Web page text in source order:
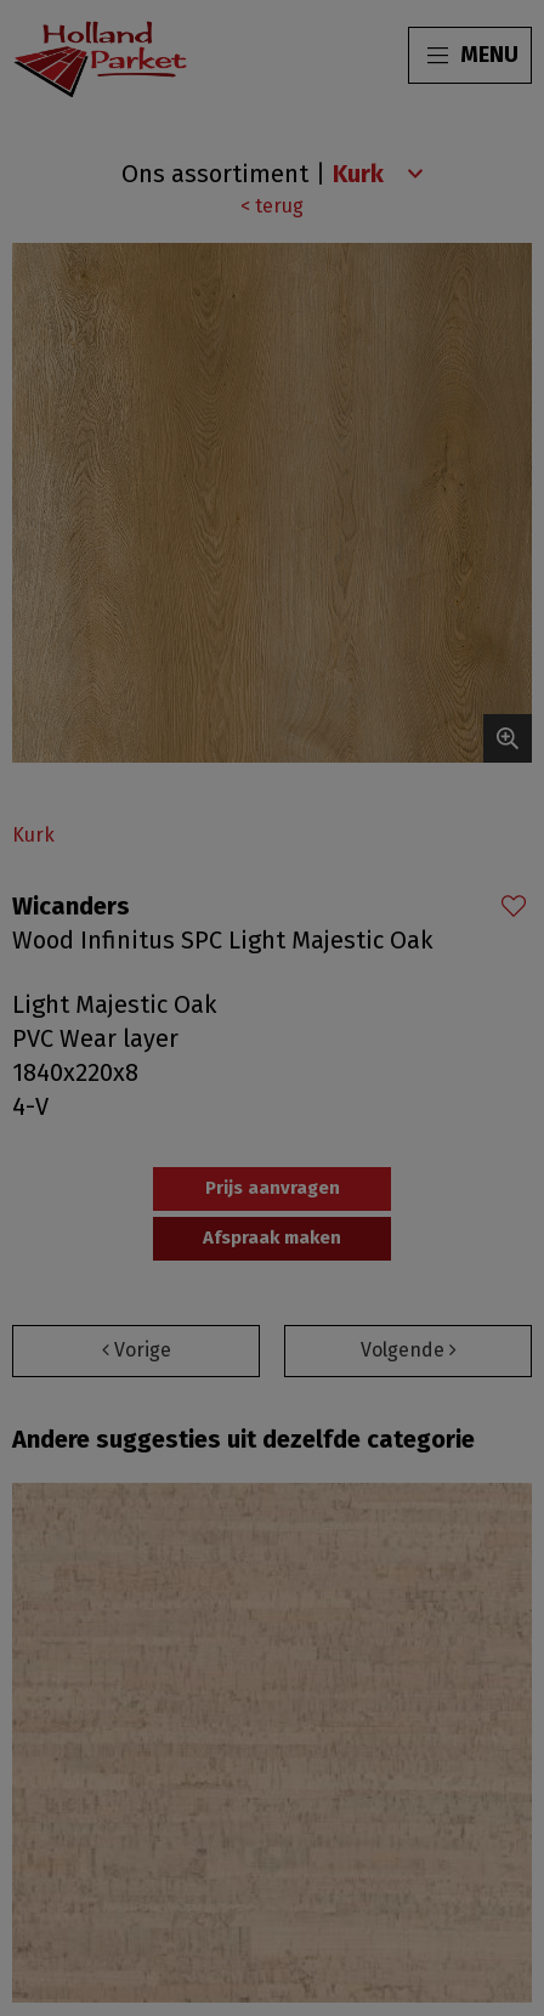
MENU
Light
Majestic
Oak
Ons assortiment
< terug
Kurk
Wicanders
Wood Infinitus SPC Light Majestic Oak
Light Majestic Oak
PVC Wear layer
1840x220x8
4-V
Prijs aanvragen
Afspraak maken
Vorige Volgende
Andere suggesties uit dezelfde categorie